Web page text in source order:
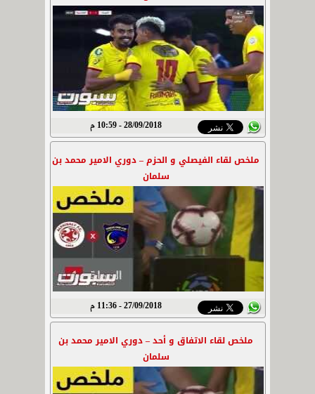
28/09/2018 - 10:59 م
ملخص لقاء الفيصلي و الحزم – دوري الامير محمد بن
سلمان
27/09/2018 - 11:36 م
ملخص لقاء الاتفاق و أحد – دوري الامير محمد بن
سلمان